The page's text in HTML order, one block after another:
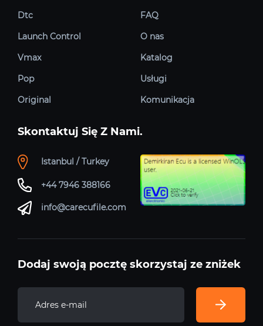
Dtc
Launch Control
Vmax
Pop
Original
FAQ
O nas
Katalog
Usługi
Komunikacja
Skontaktuj Się Z Nami.
Istanbul / Turkey
+44 7946 388166
info@carecufile.com
Dodaj swoją pocztę skorzystaj ze zniżek